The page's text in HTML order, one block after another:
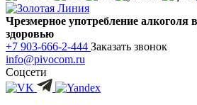
Чрезмерное употребление алкоголя
здоровью
+7 903-666-2-444 Заказать звонок
info@pivocom.ru
Соцсети